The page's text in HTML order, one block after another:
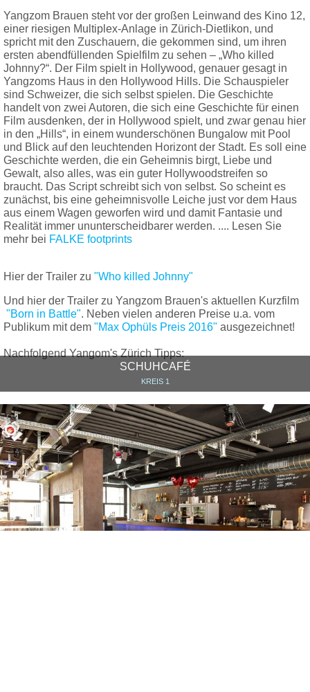
Yangzom Brauen steht vor der großen Leinwand des Kino 12,
einer riesigen Multiplex-Anlage in Zürich-Dietlikon, und
spricht mit den Zuschauern, die gekommen sind, um ihren
ersten abendfüllenden Spielfilm zu sehen – „Who killed
Johnny?“. Der Film spielt in Hollywood, genauer gesagt in
Yangzoms Haus in den Hollywood Hills. Die Schauspieler
sind Schweizer, die sich selbst spielen. Die Geschichte
handelt von zwei Autoren, die sich eine Geschichte für einen
Film ausdenken, der in Hollywood spielt, und zwar genau hier
in den „Hills“, in einem wunderschönen Bungalow mit Pool
und Blick auf den leuchtenden Horizont der Stadt. Es soll eine
Geschichte werden, die ein Geheimnis birgt, Liebe und
Gewalt, also alles, was ein guter Hollywoodstreifen so
braucht. Das Script schreibt sich von selbst. So scheint es
zunächst, bis eine geheimnisvolle Leiche just vor dem Haus
aus einem Wagen geworfen wird und damit Fantasie und
Realität immer ununterscheidbarer werden. .... Lesen Sie
mehr bei FALKE footprints
Hier der Trailer zu "Who killed Johnny"
Und hier der Trailer zu Yangzom Brauen's aktuellen Kurzfilm
"Born in Battle". Neben vielen anderen Preise u.a. vom
Publikum mit dem "Max Ophüls Preis 2016" ausgezeichnet!
Nachfolgend Yangom's Zürich Tipps:
SCHUHCAFÉ
KREIS 1